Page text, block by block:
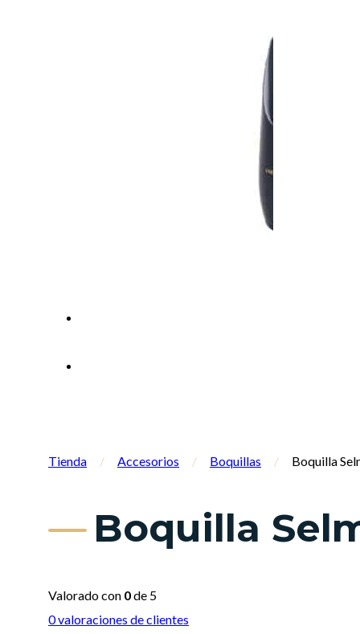
Tienda / Accesorios / Boquillas / Boquilla
Boquilla
Valorado con 0de 5
0valoraciones de clientes